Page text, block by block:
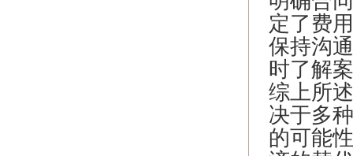
定了费
保持沟
时了解
综上所
决于多
的可能